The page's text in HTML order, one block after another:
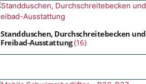
Standduschen, Durchschreitebecken und
Freibad-Ausstattung(16)